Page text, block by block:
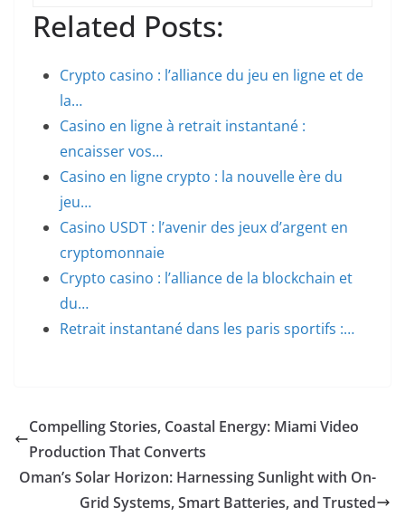
Related Posts:
Crypto casino : l’alliance du jeu en ligne et de
la…
Casino en ligne à retrait instantané :
encaisser vos…
Casino en ligne crypto : la nouvelle ère du
jeu…
Casino USDT : l’avenir des jeux d’argent en
cryptomonnaie
Crypto casino : l’alliance de la blockchain et
du…
Retrait instantané dans les paris sportifs :…
Compelling Stories, Coastal Energy: Miami Video
Production That Converts
Oman’s Solar Horizon: Harnessing Sunlight with On-
Grid Systems, Smart Batteries, and Trusted